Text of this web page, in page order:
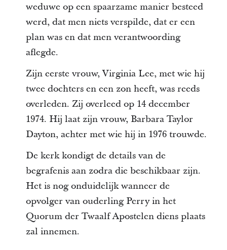
weduwe op een spaarzame manier besteed
werd, dat men niets verspilde, dat er een
plan was en dat men verantwoording
aflegde.
Zijn eerste vrouw, Virginia Lee, met wie hij
twee dochters en een zon heeft, was reeds
overleden. Zij overleed op 14 december
1974. Hij laat zijn vrouw, Barbara Taylor
Dayton, achter met wie hij in 1976 trouwde.
De kerk kondigt de details van de
begrafenis aan zodra die beschikbaar zijn.
Het is nog onduidelijk wanneer de
opvolger van ouderling Perry in het
Quorum der Twaalf Apostelen diens plaats
zal innemen.